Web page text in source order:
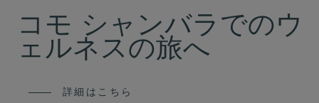
コモ シャンバラでのウ
ェルネスの旅へ
詳細はこちら